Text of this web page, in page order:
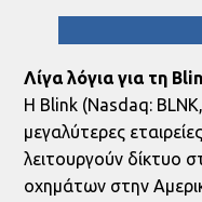
Λίγα λόγια για τη
Η Blink (Nasdaq: BLNK,
μεγαλύτερες
λειτουργούν δίκτυο
οχημάτων στην